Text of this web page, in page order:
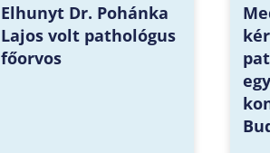
Elhunyt Dr. Pohánka
Lajos volt pathológus
főorvos